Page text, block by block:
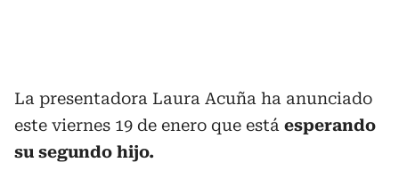
La presentadora Laura Acuña ha anunciado
este viernes 19 de enero que está esperando
su segundo hijo.